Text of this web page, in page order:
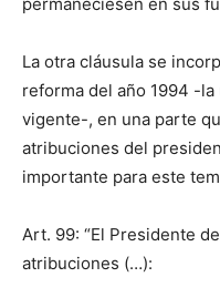
La otra cláusula se
reforma del año 1994 -
vigente-, en una parte
atribuciones del
importante para este
Art. 99: “El Presidente
atribuciones (…):